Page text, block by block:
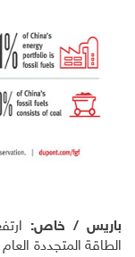
باريس / خاص: